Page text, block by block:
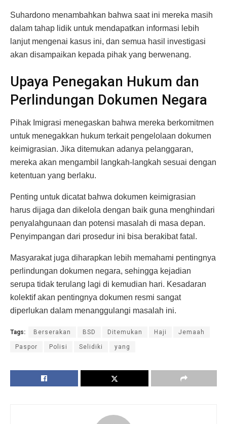
Suhardono menambahkan bahwa saat ini mereka masih
dalam tahap lidik untuk mendapatkan informasi lebih
lanjut mengenai kasus ini, dan semua hasil investigasi
akan disampaikan kepada pihak yang berwenang.
Upaya Penegakan Hukum dan
Perlindungan Dokumen Negara
Pihak Imigrasi menegaskan bahwa mereka berkomitmen
untuk menegakkan hukum terkait pengelolaan dokumen
keimigrasian. Jika ditemukan adanya pelanggaran,
mereka akan mengambil langkah-langkah sesuai dengan
ketentuan yang berlaku.
Penting untuk dicatat bahwa dokumen keimigrasian
harus dijaga dan dikelola dengan baik guna menghindari
penyalahgunaan dan potensi masalah di masa depan.
Penyimpangan dari prosedur ini bisa berakibat fatal.
Masyarakat juga diharapkan lebih memahami pentingnya
perlindungan dokumen negara, sehingga kejadian
serupa tidak terulang lagi di kemudian hari. Kesadaran
kolektif akan pentingnya dokumen resmi sangat
diperlukan dalam menanggulangi masalah ini.
Tags: Berserakan BSD Ditemukan Haji Jemaah
Paspor Polisi Selidiki yang